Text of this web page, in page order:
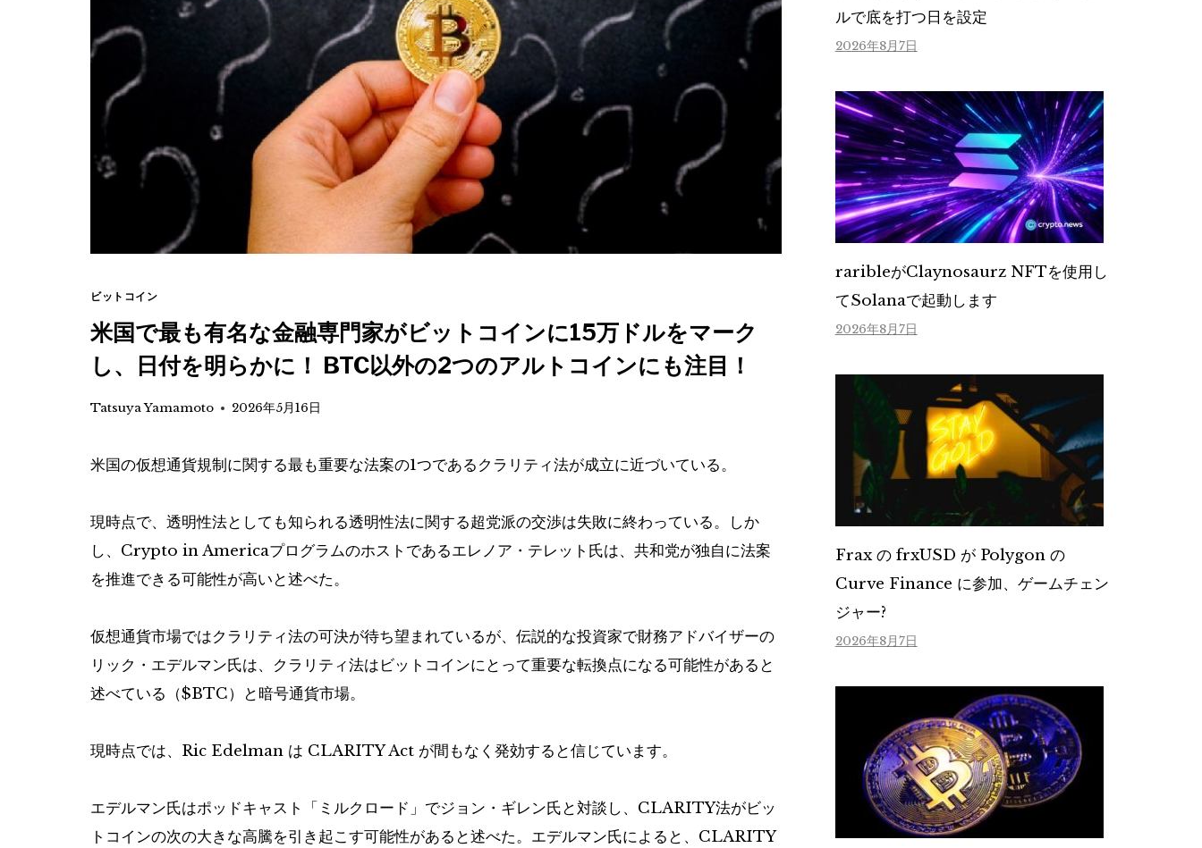
ビットコイン
米国で最も有名な金融専門家がビットコインに15万ドルをマーク
し、日付を明らかに！ BTC以外の2つのアルトコインにも注目！
Tatsuya Yamamoto 2026年5月16日
米国の仮想通貨規制に関する最も重要な法案の1つであるクラリティ法が成立に近づいている。
現時点で、透明性法としても知られる透明性法に関する超党派の交渉は失敗に終わっている。しか
し、Crypto in Americaプログラムのホストであるエレノア・テレット氏は、共和党が独自に法案
を推進できる可能性が高いと述べた。
仮想通貨市場ではクラリティ法の可決が待ち望まれているが、伝説的な投資家で財務アドバイザーの
リック・エデルマン氏は、クラリティ法はビットコインにとって重要な転換点になる可能性があると
述べている（$BTC）と暗号通貨市場。
現時点では、Ric Edelman は CLARITY Act が間もなく発効すると信じています。
エデルマン氏はポッドキャスト「ミルクロード」でジョン・ギレン氏と対談し、CLARITY法がビッ
トコインの次の大きな高騰を引き起こす可能性があると述べた。エデルマン氏によると、CLARITY
ルで底を打つ日を設定
2026年8月7日
raribleがClaynosaurz NFTを使用し
てSolanaで起動します
2026年8月7日
Frax の frxUSD が Polygon の
Curve Finance に参加、ゲームチェン
ジャー?
2026年8月7日